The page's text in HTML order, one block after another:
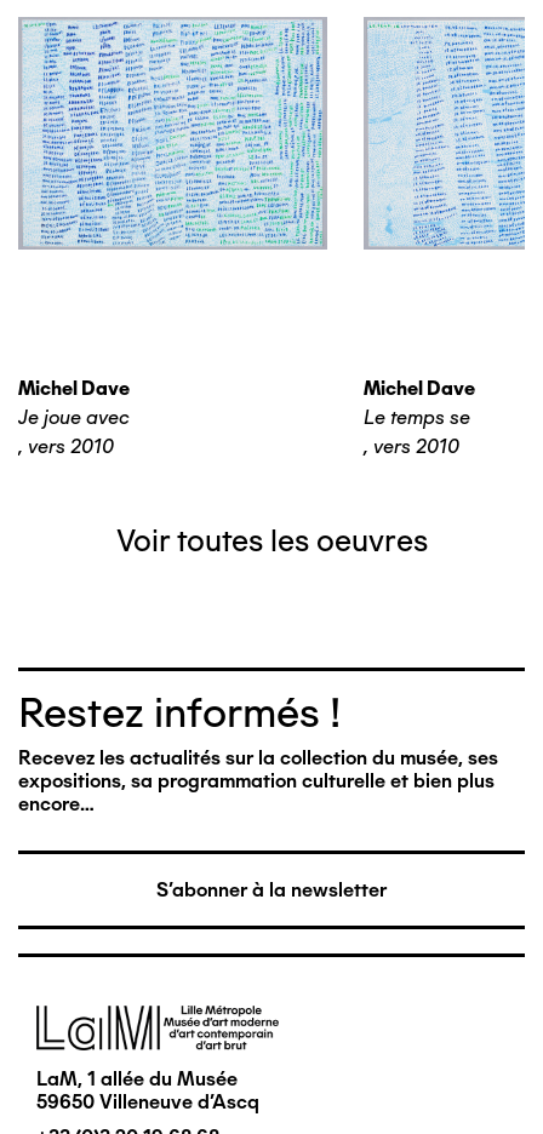
Michel Dave
Je joue avec
, vers 2010
Michel Dave
Le temps se
, vers 2010
Voir toutes les oeuvres
Restez informés !
Recevez les actualités sur la collection du musée, ses
expositions, sa programmation culturelle et bien plus
encore…
S'abonner à la newsletter
Image
LaM, 1 allée du Musée
59650 Villeneuve d'Ascq